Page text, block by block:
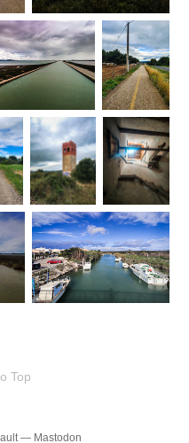
Top
— Mastodon